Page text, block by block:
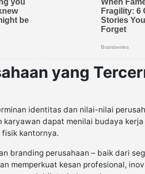
yang
identitas dan nilai-nilai
karyawan dapat menilai budaya kerja
kantornya.
branding perusahaan – baik dari
memperkuat kesan profesional,